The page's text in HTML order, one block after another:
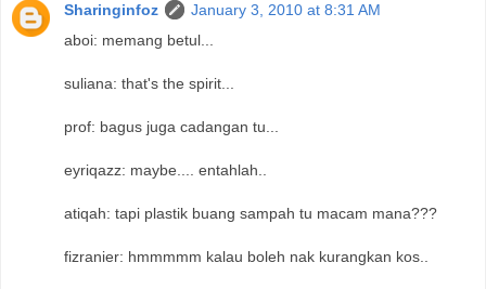
Sharinginfoz
January 3, 2010 at 8:31 AM
aboi: memang betul...
suliana: that's the spirit...
prof: bagus juga cadangan tu...
eyriqazz: maybe.... entahlah..
atiqah: tapi plastik buang sampah tu macam mana???
fizranier: hmmmmm kalau boleh nak kurangkan kos..